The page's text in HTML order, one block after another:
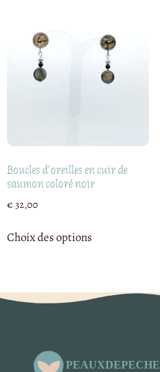
Boucles d’oreilles en cuir de
saumon coloré noir
€ 32,00
Choix des options